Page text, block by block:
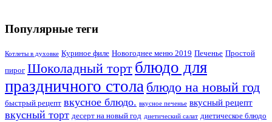
Популярные теги
Котлеты в духовке Куриное филе Новогоднее меню 2019 Печенье Простой
пирог Шоколадный торт блюдо для
праздничного стола блюдо на новый год
быстрый рецепт вкусное блюдо. вкусное печенье вкусный рецепт
вкусный торт десерт на новый год диетический салат диетическое блюдо